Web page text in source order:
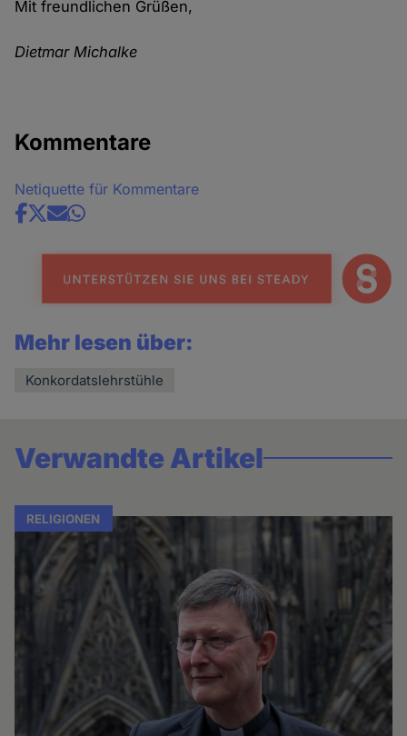
Mit freundlichen Grüßen,
Dietmar Michalke
Kommentare
Netiquette für Kommentare
Share
news
Mehr lesen über:
Konkordatslehrstühle
Verwandte Artikel
RELIGIONEN